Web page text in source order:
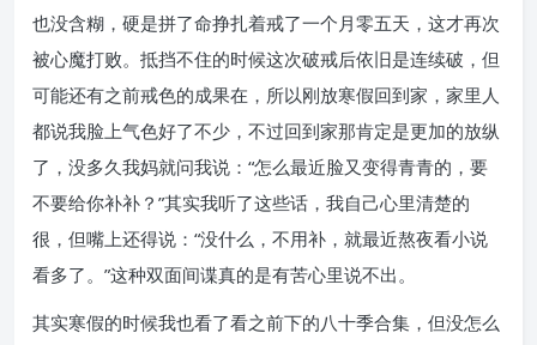
也没含糊，硬是拼了命挣扎着戒了一个月零五天，这才再次
被心魔打败。抵挡不住的时候这次破戒后依旧是连续破，但
可能还有之前戒色的成果在，所以刚放寒假回到家，家里人
都说我脸上气色好了不少，不过回到家那肯定是更加的放纵
了，没多久我妈就问我说：“怎么最近脸又变得青青的，要
不要给你补补？”其实我听了这些话，我自己心里清楚的
很，但嘴上还得说：“没什么，不用补，就最近熬夜看小说
看多了。”这种双面间谍真的是有苦心里说不出。
其实寒假的时候我也看了看之前下的八十季合集，但没怎么